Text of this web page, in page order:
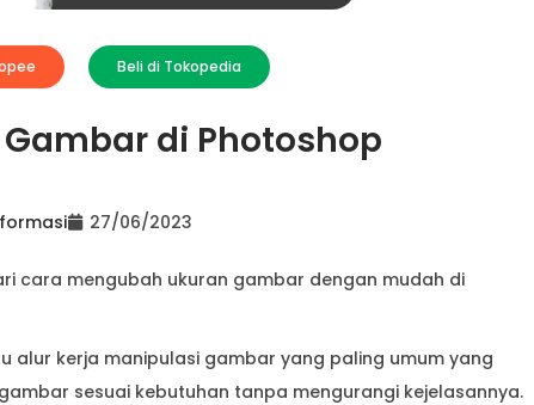
Beli di Tokopedia
di Photoshop
27/06/2023
cara mengubah ukuran gambar dengan mudah di
alur kerja manipulasi gambar yang paling umum yang
sesuai kebutuhan tanpa mengurangi kejelasannya.